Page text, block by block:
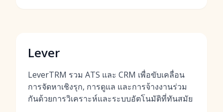
Lever
LeverTRM รวม ATS และ CRM เพื่อขับเคลื่อน
การจัดหาเชิงรุก, การดูแล และการจ้างงานร่วม
กันด้วยการวิเคราะห์และระบบอัตโนมัติที่ทันสมัย